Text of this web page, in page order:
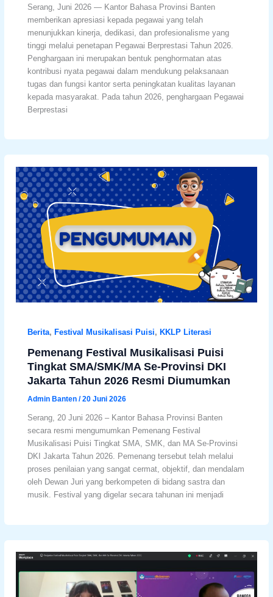
Serang, Juni 2026 — Kantor Bahasa Provinsi Banten
memberikan apresiasi kepada pegawai yang telah
menunjukkan kinerja, dedikasi, dan profesionalisme yang
tinggi melalui penetapan Pegawai Berprestasi Tahun 2026.
Penghargaan ini merupakan bentuk penghormatan atas
kontribusi nyata pegawai dalam mendukung pelaksanaan
tugas dan fungsi kantor serta peningkatan kualitas layanan
kepada masyarakat. Pada tahun 2026, penghargaan Pegawai
Berprestasi
Berita, Festival Musikalisasi Puisi, KKLP Literasi
Pemenang Festival Musikalisasi Puisi
Tingkat SMA/SMK/MA Se-Provinsi DKI
Jakarta Tahun 2026 Resmi Diumumkan
Admin Banten/20 Juni 2026
Serang, 20 Juni 2026 – Kantor Bahasa Provinsi Banten
secara resmi mengumumkan Pemenang Festival
Musikalisasi Puisi Tingkat SMA, SMK, dan MA Se-Provinsi
DKI Jakarta Tahun 2026. Pemenang tersebut telah melalui
proses penilaian yang sangat cermat, objektif, dan mendalam
oleh Dewan Juri yang berkompeten di bidang sastra dan
musik. Festival yang digelar secara tahunan ini menjadi